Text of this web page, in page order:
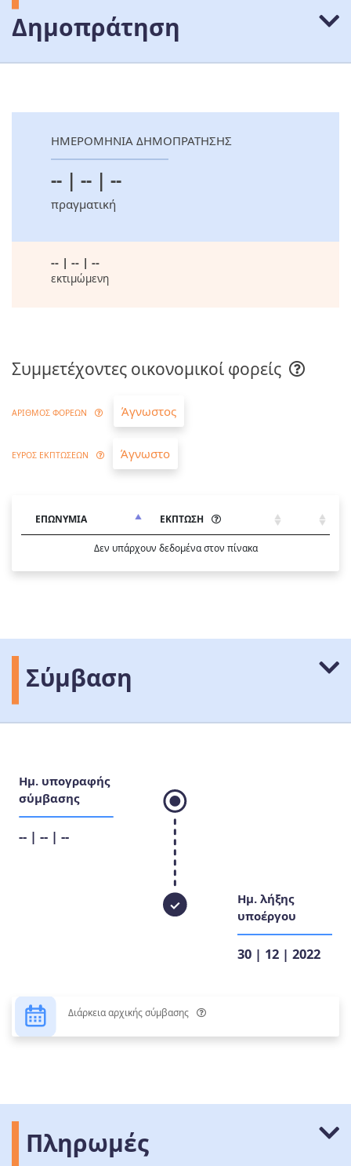
Δημοπράτηση
ΗΜΕΡΟΜΗΝΙΑ ΔΗΜΟΠΡΑΤΗΣΗΣ
-- | -- | --
πραγματική
-- | -- | --
εκτιμώμενη
Συμμετέχοντες οικονομικοί φορείς
ΑΡΙΘΜΟΣ ΦΟΡΕΩΝ Άγνωστος
ΕΥΡΟΣ ΕΚΠΤΩΣΕΩΝ Άγνωστο
ΕΠΩΝΥΜΙΑ ΕΚΠΤΩΣΗ
Δεν υπάρχουν δεδομένα στον πίνακα
Σύμβαση
Ημ. υπογραφής
σύμβασης
-- | -- | --
Ημ. λήξης
υποέργου
30 | 12 | 2022
Διάρκεια αρχικής σύμβασης
Πληρωμές